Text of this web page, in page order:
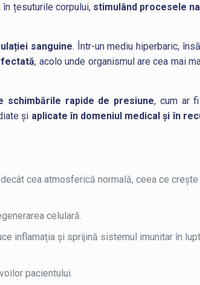
țesuturile corpului, stimulând procesele
sanguine. Într-un mediu hiperbaric,
, acolo unde organismul are cea mai
schimbările rapide de presiune, cum ar
și aplicate în domeniul medical și în
cea atmosferică normală, ceea ce crește
celulară.
inflamația și sprijină sistemul imunitar în
pacientului.